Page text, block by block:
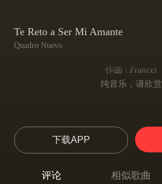
Te Reto a Ser Mi Amante
Quadro Nuevo
作曲 : Francel
纯音乐，请欣赏
下载APP
评论 相似歌曲